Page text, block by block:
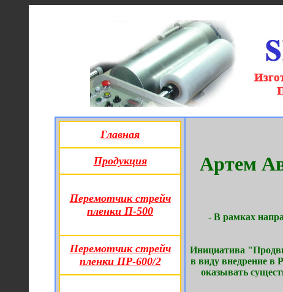
Главная
Продукция
Перемотчик стрейч
пленки П-500
Перемотчик стрейч
пленки ПР-600/2
Артем
- В рамках
Инициатива
в виду внедрение в
оказывать